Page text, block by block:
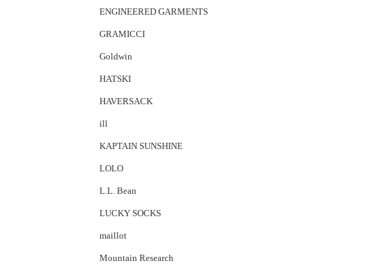
ENGINEERED GARMENTS
GRAMICCI
Goldwin
HATSKI
HAVERSACK
ill
KAPTAIN SUNSHINE
LOLO
L.L. Bean
LUCKY SOCKS
maillot
Mountain Research